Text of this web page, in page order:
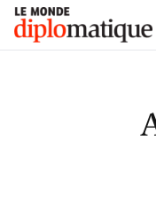
Skip
content
Le monde diplomatique